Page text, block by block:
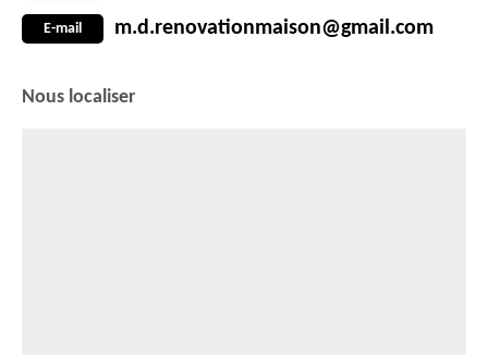
E-mail m.d.renovationmaison@gmail.com
Nous localiser